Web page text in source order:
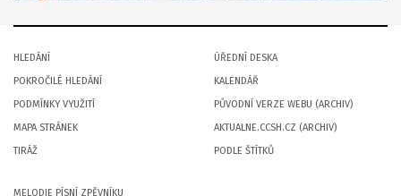
HLEDÁNÍ
POKROČILÉ HLEDÁNÍ
PODMÍNKY VYUŽITÍ
MAPA STRÁNEK
TIRÁŽ
ÚŘEDNÍ DESKA
KALENDÁŘ
PŮVODNÍ VERZE WEBU (ARCHIV)
AKTUALNE.CCSH.CZ (ARCHIV)
PODLE ŠTÍTKŮ
MELODIE PÍSNÍ ZPĚVNÍKU